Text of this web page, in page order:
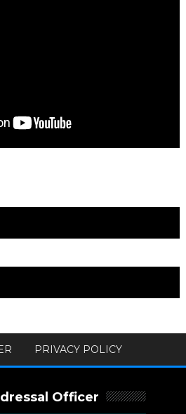
PRIVACY POLICY
Officer